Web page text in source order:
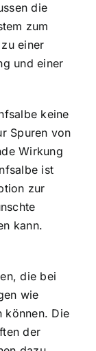
die
zum
einer
und einer
keine
Spuren von
Wirkung
ist
zur
kann.
die bei
wie
können. Die
der